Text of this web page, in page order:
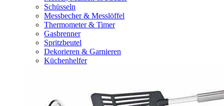
Schüsseln
Messbecher & Messlöffel
Thermometer & Timer
Gasbrenner
Spritzbeutel
Dekorieren & Garnieren
Küchenhelfer